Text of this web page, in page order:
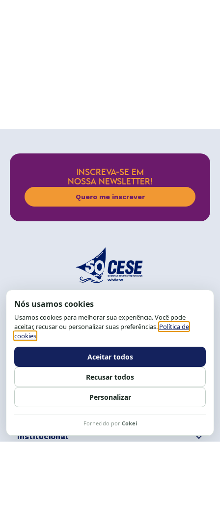
INSCREVA-SE EM
NOSSA NEWSLETTER!
Quero me inscrever
End.: R. da Graça, 150. Graça
CEP: 40.150-055
Salvador-BA, Brasil.
Tel.: (71) 2104-5457, Cel.: (71) 9 9239-2104 ou 2105
Expediente: 8h às 12h e 13 às 17h.
Siga nossas redes Fale conosco
Institucional